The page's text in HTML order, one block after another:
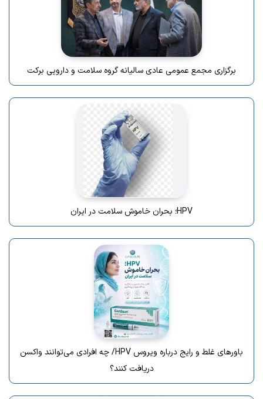
برگزاری مجمع عمومی عادی سالیانه گروه سلامت و دارویی برکت
HPV؛ بحران خاموش سلامت در ایران
باورهای غلط و رایج درباره ویروس HPV/ چه افرادی می‌توانند واکسن
دریافت کنند؟